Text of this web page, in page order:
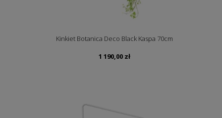
Kinkiet Botanica Deco Black Kaspa 70cm
1 190,00 zł